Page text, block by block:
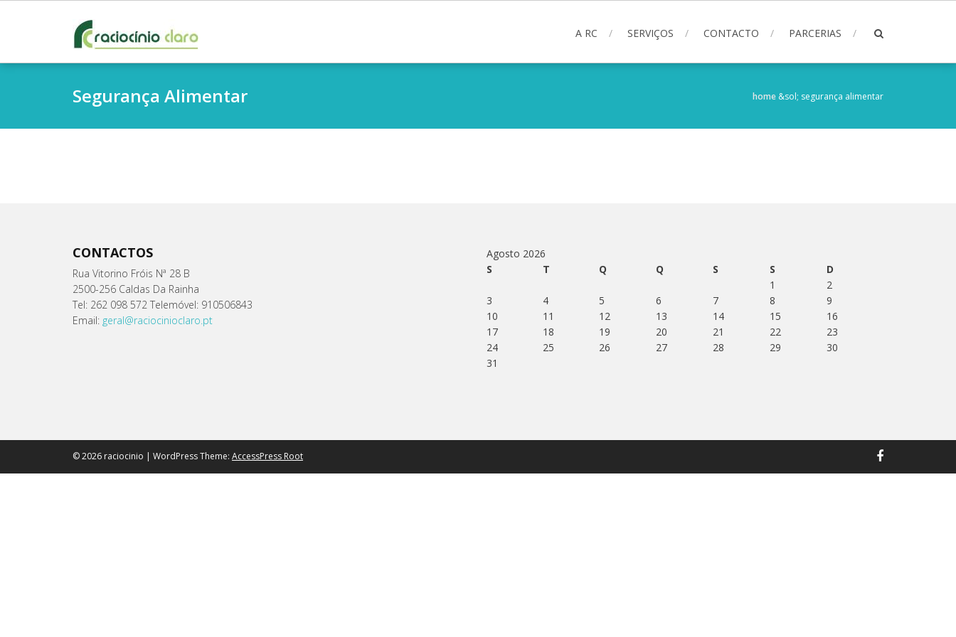
A RC SERVIÇOS CONTACTO PARCERIAS
Segurança Alimentar home &sol; segurança alimentar
CONTACTOS
Rua Vitorino Fróis Nª 28 B
2500-256 Caldas Da Rainha
Tel: 262 098 572 Telemóvel: 910506843
Email: geral@raciocinioclaro.pt
Agosto 2026
S
T Q Q S S
D
1
2
3
4 5 6 7 8
9
10
11 12 13 14 15
16
17
18 19 20 21 22
23
24
25 26 27 28 29
30
31
© 2026 raciocinio | WordPress Theme: AccessPress Root